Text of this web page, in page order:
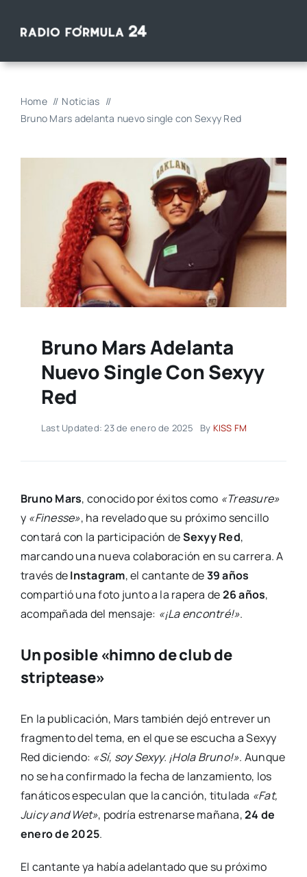
Home
Noticias
Bruno Mars adelanta nuevo single con Sexyy Red
Bruno Mars Adelanta
Nuevo Single Con Sexyy
Red
Last Updated: 23 de enero de 2025 By KISS FM
Bruno Mars, conocido por éxitos como «Treasure»
y «Finesse», ha revelado que su próximo sencillo
contará con la participación deSexyy Red,
marcando una nueva colaboración en su carrera. A
través deInstagram, el cantante de39 años
compartió una foto junto a la rapera de26 años,
acompañada del mensaje: «¡La encontré!».
Un posible «himno de club de
striptease»
En la publicación, Mars también dejó entrever un
fragmento del tema, en el que se escucha a Sexyy
Red diciendo: «Sí, soy Sexyy. ¡Hola Bruno!». Aunque
no se ha confirmado la fecha de lanzamiento, los
fanáticos especulan que la canción, titulada «Fat,
Juicy and Wet», podría estrenarse mañana,24 de
enero de 2025.
El cantante ya había adelantado que su próximo